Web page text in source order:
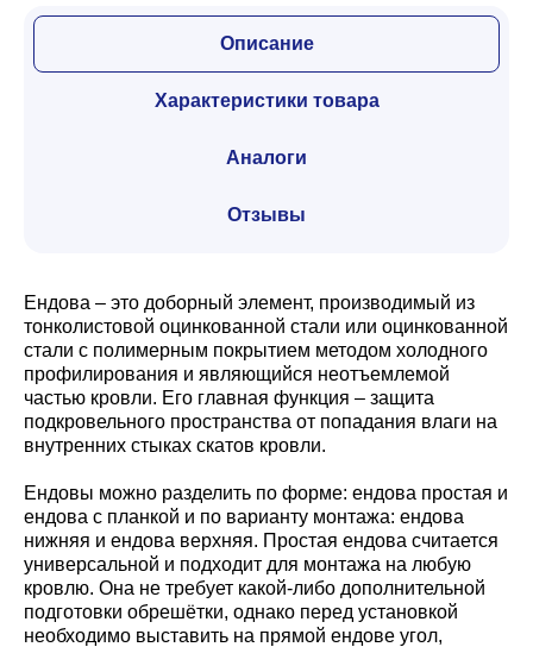
Описание
Характеристики товара
Аналоги
Отзывы
Ендова – это доборный элемент, производимый из
тонколистовой оцинкованной стали или оцинкованной
стали с полимерным покрытием методом холодного
профилирования и являющийся неотъемлемой
частью кровли. Его главная функция – защита
подкровельного пространства от попадания влаги на
внутренних стыках скатов кровли.
Ендовы можно разделить по форме: ендова простая и
ендова с планкой и по варианту монтажа: ендова
нижняя и ендова верхняя. Простая ендова считается
универсальной и подходит для монтажа на любую
кровлю. Она не требует какой-либо дополнительной
подготовки обрешётки, однако перед установкой
необходимо выставить на прямой ендове угол,